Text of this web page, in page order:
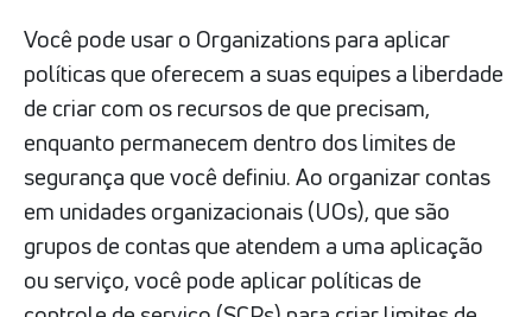
Você pode usar o Organizations para aplicar
políticas que oferecem a suas equipes a liberdade
de criar com os recursos de que precisam,
enquanto permanecem dentro dos limites de
segurança que você definiu. Ao organizar contas
em unidades organizacionais (UOs), que são
grupos de contas que atendem a uma aplicação
ou serviço, você pode aplicar políticas de